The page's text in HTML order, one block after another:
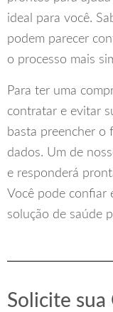
ideal para você.
podem parecer
o processo mais
Para ter uma
contratar e evitar
basta preencher o
dados. Um de
e responderá
Você pode confiar
solução de saúde
Solicite sua